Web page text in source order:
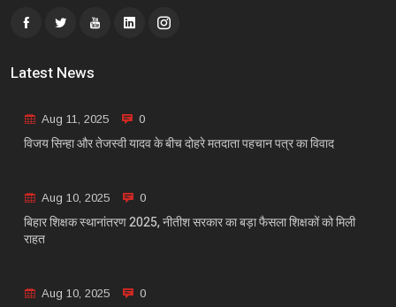
Latest News
Aug 11, 2025 0
विजय सिन्हा और तेजस्वी यादव के बीच दोहरे मतदाता पहचान पत्र का विवाद
Aug 10, 2025 0
बिहार शिक्षक स्थानांतरण 2025, नीतीश सरकार का बड़ा फैसला शिक्षकों को मिली
राहत
Aug 10, 2025 0